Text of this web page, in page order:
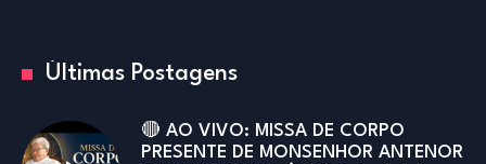
Últimas Postagens
🔴 AO VIVO: MISSA DE CORPO
PRESENTE DE MONSENHOR ANTENOR